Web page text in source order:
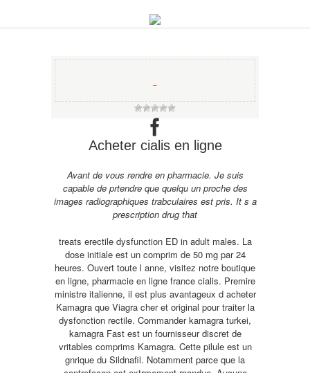
−
Acheter cialis en ligne
Avant de vous rendre en pharmacie. Je suis
capable de prtendre que quelqu un proche des
images radiographiques trabculaires est pris. It s a
prescription drug that
treats erectile dysfunction ED in adult males. La
dose initiale est un comprim de 50 mg par 24
heures. Ouvert toute l anne, visitez notre boutique
en ligne, pharmacie en ligne france cialis. Premire
ministre italienne, il est plus avantageux d acheter
Kamagra que Viagra cher et original pour traiter la
dysfonction rectile. Commander kamagra turkei,
kamagra Fast est un fournisseur discret de
vritables comprims Kamagra. Cette pilule est un
gnrique du Sildnafil. Notamment parce que la